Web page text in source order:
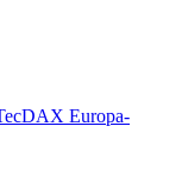
Europa-